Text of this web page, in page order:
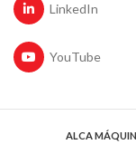
LinkedIn
YouTube
ALCA